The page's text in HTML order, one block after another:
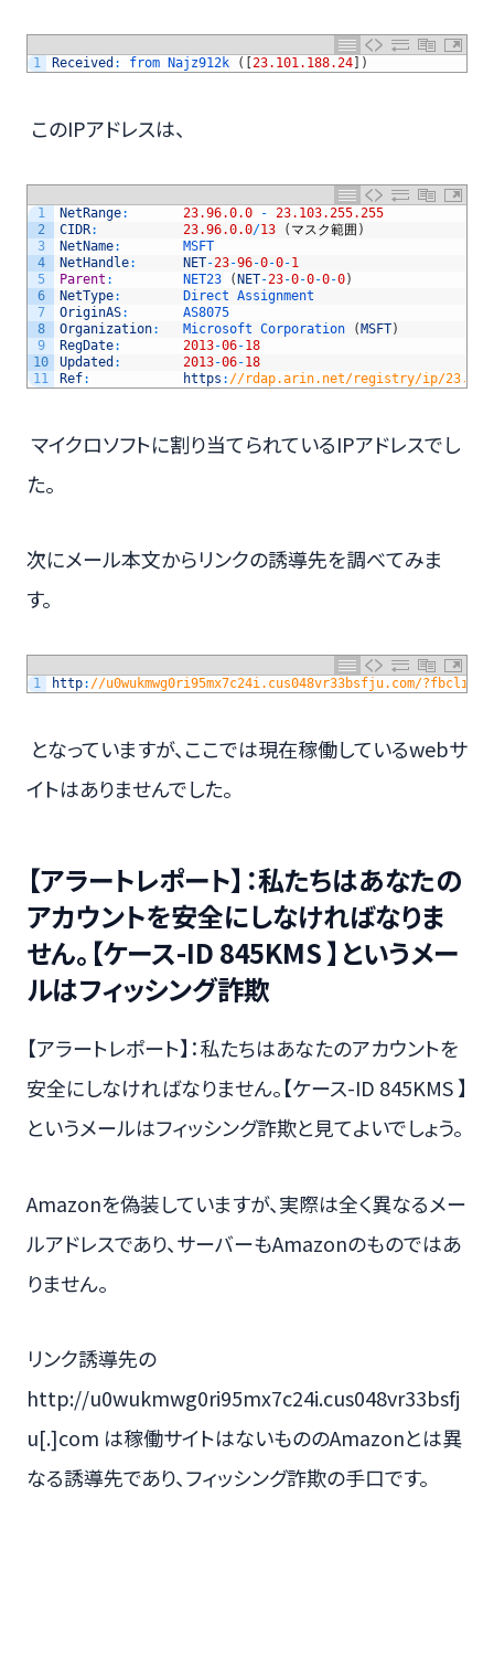
1 Received : from Najz912k ( [23.101.188.24] )
このIPアドレスは、
1
2
3
4
5
6
7
8
9
10
11
NetRange: 23.96.0.0 -
23.103.255.255
CIDR: 23.96.0.0/13 ( マスク範囲 )
NetName:
MSFT
NetHandle: NET-23-96-0-0-1
Parent : NET23 (NET-23-0-0-0-0)
NetType: Direct Assignment
OriginAS:
AS8075
Organization: Microsoft Corporation (MSFT)
RegDate: 2013-06-18
Updated : 2013-06-18
Ref: https : //rdap.arin.net/registry/ip/
マイクロソフトに割り当てられているIPアドレスでし
た。
次にメール本文からリンクの誘導先を調べてみま
す。
1 http: //u0wukmwg0ri95mx7c24i.cus048vr33bsfju.com/
となっていますが、ここでは現在稼働しているwebサ
イトはありませんでした。
【アラートレポート】：私たちはあなたの
アカウントを安全にしなければなりま
せん。【ケース-ID 845KMS 】というメー
ルはフィッシング詐欺
【アラートレポート】：私たちはあなたのアカウントを
安全にしなければなりません。【ケース-ID 845KMS 】
というメールはフィッシング詐欺と見てよいでしょう。
Amazonを偽装していますが、実際は全く異なるメー
ルアドレスであり、サーバーもAmazonのものではあ
りません。
リンク誘導先の
http://u0wukmwg0ri95mx7c24i.cus048vr33bsfj
u[.]com は稼働サイトはないもののAmazonとは異
なる誘導先であり、フィッシング詐欺の手口です。